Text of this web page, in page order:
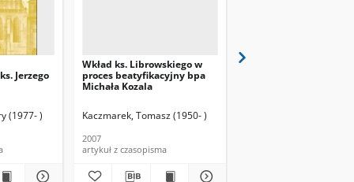
Jerzego
(1977- )
Wkład ks. Librowskiego w
proces beatyfikacyjny bpa
Michała Kozala
Kaczmarek, Tomasz (1950- )
2007
artykuł z czasopisma